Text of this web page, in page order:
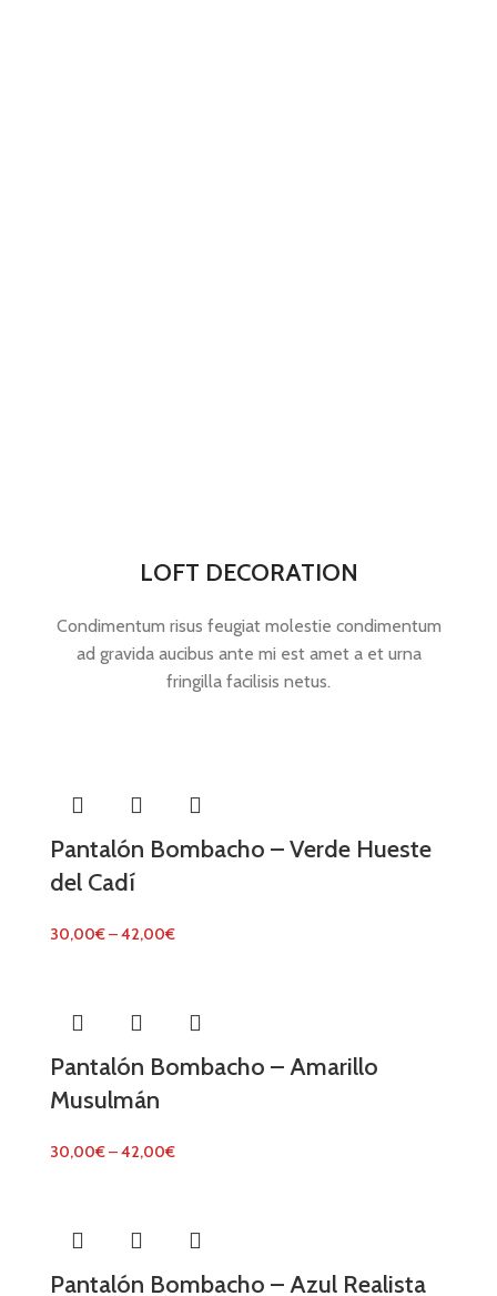
LOFT DECORATION
Condimentum risus feugiat molestie condimentum
ad gravida aucibus ante mi est amet a et urna
fringilla facilisis netus.
Pantalón Bombacho – Verde Hueste
del Cadí
30,00€–42,00€
Pantalón Bombacho – Amarillo
Musulmán
30,00€–42,00€
Pantalón Bombacho – Azul Realista